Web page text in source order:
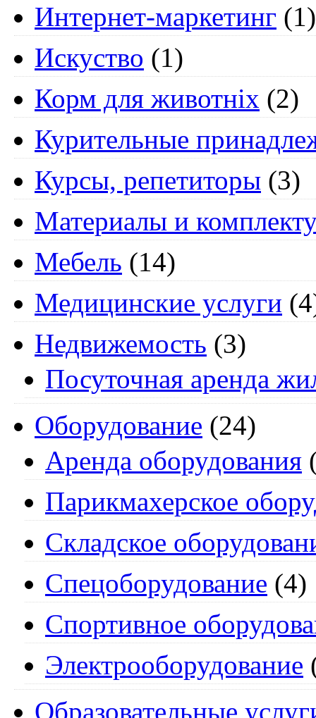
Интернет-маркетинг (1)
Искуство (1)
Корм для животніх (2)
Курительные
Курсы, репетиторы (3)
Материалы и
Мебель (14)
Медицинские услуги
Недвижемость (3)
Посуточная аренда
Оборудование (24)
Аренда оборудования
Парикмахерское
Складское
Спецоборудование (4)
Спортивное
Электрооборудование
Образовательные